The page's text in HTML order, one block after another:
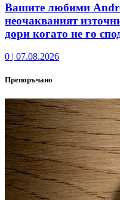
Вашите любими
неочакваният
дори когато не го
0 | 07.08.2026
Препоръчано